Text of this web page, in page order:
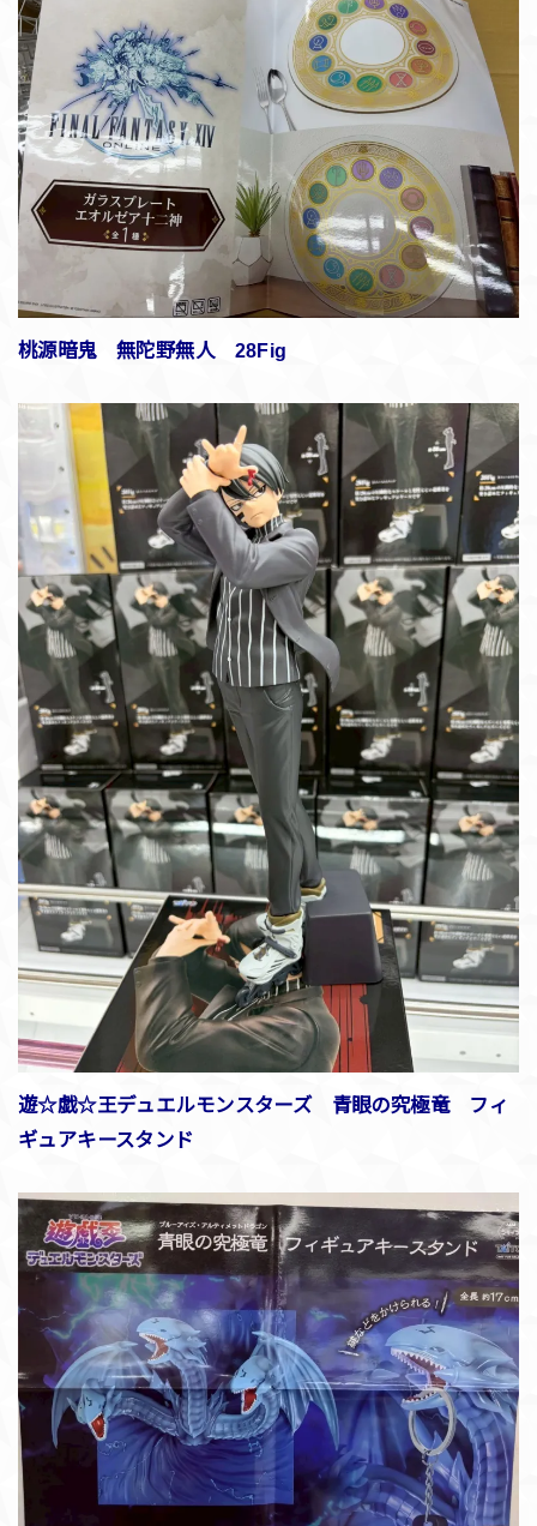
桃源暗鬼 無陀野無人 28Fig
遊☆戯☆王デュエルモンスターズ 青眼の究極竜 フィ
ギュアキースタンド